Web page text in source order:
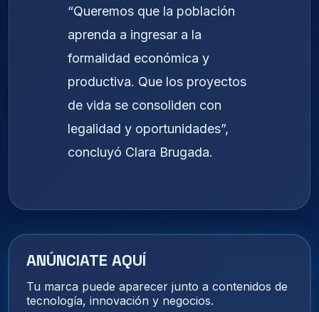
“Queremos que la población
aprenda a ingresar a la
formalidad económica y
productiva. Que los proyectos
de vida se consoliden con
legalidad y oportunidades”,
concluyó Clara Brugada.
ANÚNCIATE AQUÍ
Tu marca puede aparecer junto a contenidos de
tecnología, innovación y negocios.